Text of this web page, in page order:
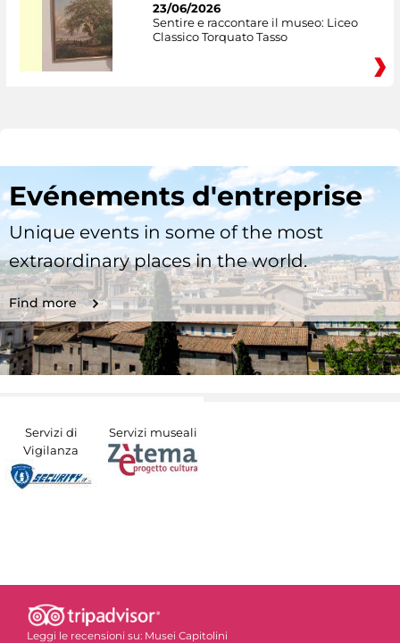
23/06/2026
Sentire e raccontare il museo: Liceo
Classico Torquato Tasso
Evénements d'entreprise
Unique events in some of the most
extraordinary places in the world.
Find more
Servizi di
Vigilanza
Servizi museali
Leggi le recensioni su: Musei Capitolini